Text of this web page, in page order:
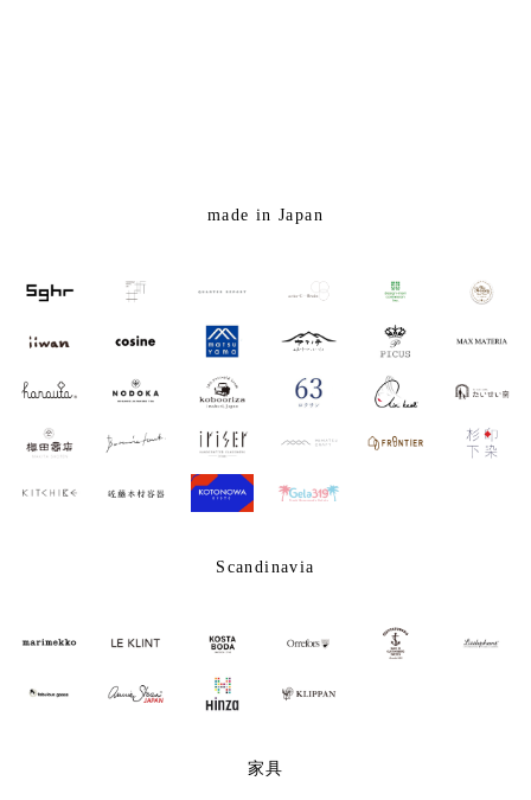
made in Japan
Scandinavia
家具